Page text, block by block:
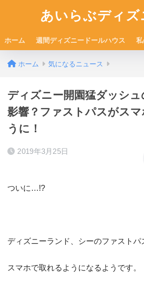
あいらぶディズ
ホーム 週間ディズニードールハウス
ホーム 気になるニュース
ディズニー開園猛ダッシュ
影響？ファストパスがス
うに！
2019年3月25日
ついに…!?
ディズニーランド、シーのファストパ
スマホで取れるようになるようです。